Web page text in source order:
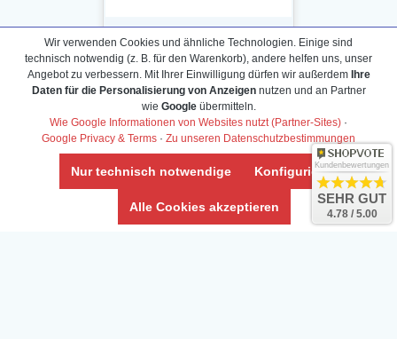
Daten­schutz­erklärung
Widerrufs­recht /Widerrufs­formular
AGB & Info
Impressum
Umwelt und Entsorgung
Vertrag widerrufen
Wir verwenden Cookies und ähnliche Technologien. Einige sind
technisch notwendig (z. B. für den Warenkorb), andere helfen uns, unser
Angebot zu verbessern. Mit Ihrer Einwilligung dürfen wir außerdem Ihre
Daten für die Personalisierung von Anzeigennutzen und an Partner
wie Googleübermitteln.
Wie Google Informationen von Websites nutzt (Partner-Sites) ·
Google Privacy & Terms · Zu unseren Datenschutzbestimmungen
Nur technisch notwendige Konfigurieren
Alle Cookies akzeptieren
Kundenbewertungen
SEHR GUT
4.78 / 5.00